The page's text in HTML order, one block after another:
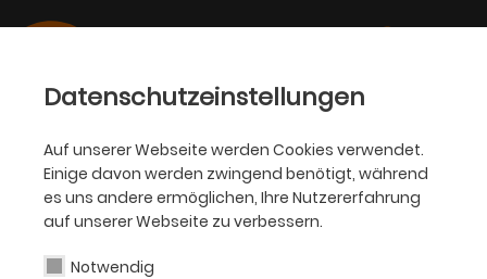
Datenschutzeinstellungen
Auf unserer Webseite werden Cookies verwendet.
Einige davon werden zwingend benötigt, während
es uns andere ermöglichen, Ihre Nutzererfahrung
auf unserer Webseite zu verbessern.
Notwendig
OPER
Nicole Eckenigk